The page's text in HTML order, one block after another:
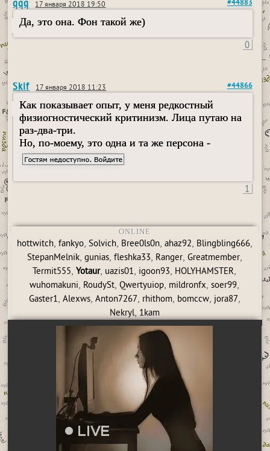
17 января 2018 19:50 #44883
Да, это она. Фон такой же)
0
Skif 17 января 2018 11:23 #44866
Как показывает опыт, у меня редкостный
физиогностический критинизм. Лица путаю на
раз-два-три.
Но, по-моему, это одна и та же персона -
1
ONLINE
hottwitch, fankyo, Solvich, Bree0ls0n, ahaz92, Blingbling666,
StepanMelnik, gunias, fleshka33, Ranger, Greatmember,
Termit555,Yotaur, uazis01, igoon93, HOLYHAMSTER,
wuhomakuni, RoudySt,Qwertyuiop, mildronfx,soer99,
Gaster1, Alexws, Anton7267, rhithom, bomccw, jora87,
Nekryl, 1kam